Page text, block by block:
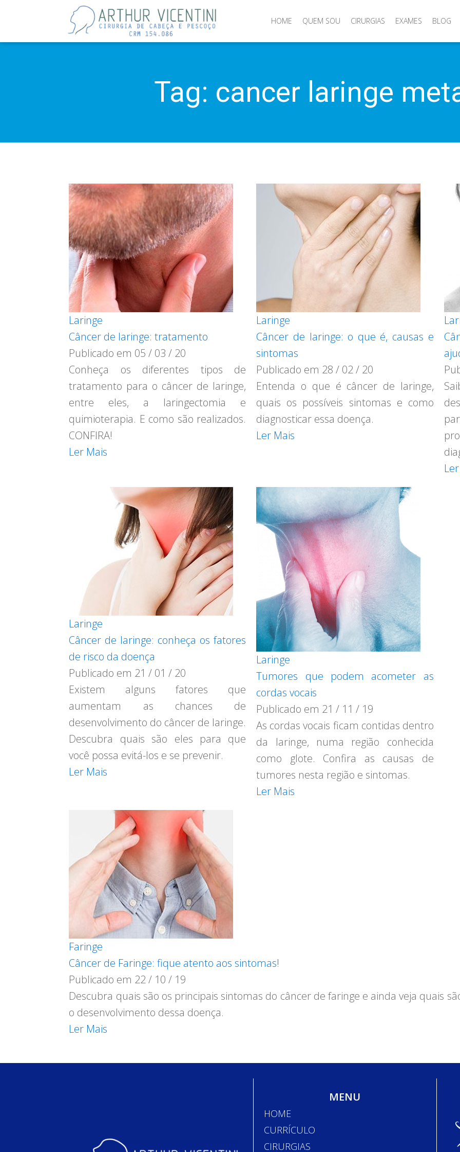
HOME QUEM SOU CIRURGIAS EXAMES BLOG
Tag: cancer laringe
Laringe
Câncer de laringe: tratamento
Publicado em 05 / 03 / 20
Conheça os diferentes tipos de
tratamento para o câncer de laringe,
entre eles, a laringectomia e
quimioterapia. E como são realizados.
CONFIRA!
Ler Mais
Laringe
Câncer de laringe: o que é, causas e
sintomas
Publicado em 28 / 02 / 20
Entenda o que é câncer de laringe,
quais os possíveis sintomas e como
diagnosticar essa doença.
Ler Mais
Laringe
Câncer de laringe: conheça os fatores
de risco da doença
Publicado em 21 / 01 / 20
Existem alguns fatores que
aumentam as chances de
desenvolvimento do câncer de laringe.
Descubra quais são eles para que
você possa evitá-los e se prevenir.
Ler Mais
Laringe
Tumores que podem acometer as
cordas vocais
Publicado em 21 / 11 / 19
As cordas vocais ficam contidas dentro
da laringe, numa região conhecida
como glote. Confira as causas de
tumores nesta região e sintomas.
Ler Mais
Faringe
Câncer de Faringe: fique atento aos sintomas!
Publicado em 22 / 10 / 19
Descubra quais são os principais sintomas do câncer de faringe e ainda veja quais
o desenvolvimento dessa doença.
Ler Mais
MENU
HOME
CURRÍCULO
CIRURGIAS